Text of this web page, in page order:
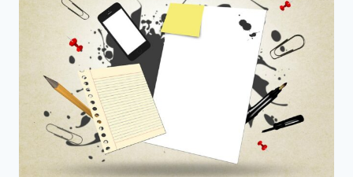
お
す
す
め
メ
モ
帳
ア
プ
リ